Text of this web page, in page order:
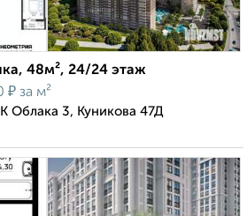
48м², 24/24 этаж
₽ за м²
Облака 3, Куникова 47Д